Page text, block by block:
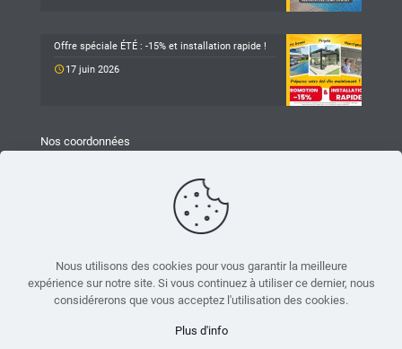
Offre spéciale ÉTÉ : -15% et installation rapide !
17 juin 2026
Nos coordonnées
25 Chemin du Mûrier
26540 Mours-Saint-Eusèbe
accueil.mours@taravello-sa.fr
Nous utilisons des cookies pour vous garantir la meilleure
expérience sur notre site. Si vous continuez à utiliser ce dernier, nous
considérerons que vous acceptez l'utilisation des cookies.
Plus d'info